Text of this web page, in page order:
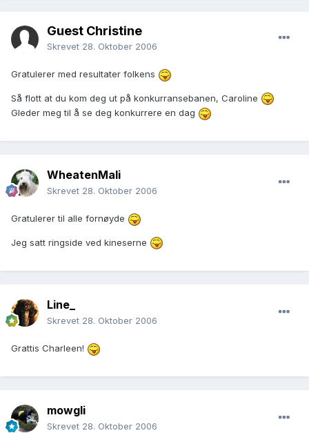
Guest Christine
Skrevet 28. Oktober 2006
Gratulerer med resultater folkens
Så flott at du kom deg ut på konkurransebanen, Caroline
Gleder meg til å se deg konkurrere en dag
WheatenMali
Skrevet 28. Oktober 2006
Gratulerer til alle fornøyde
Jeg satt ringside ved kineserne
Line_
Skrevet 28. Oktober 2006
Grattis Charleen!
mowgli
Skrevet 28. Oktober 2006